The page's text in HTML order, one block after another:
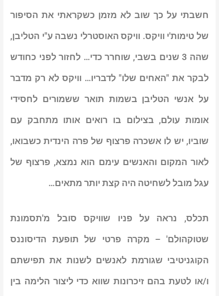
חשבתי על כך שוב לא מזמן כשקראתי את הסיפור
של טימות'י וויקס. וויקס האוסטרלי נשבה ע"י הטליבן,
שהה 3 שנים בשבי, שוחרר כדי… לחזור לפני כחודש
לבקר את "האחים שלו" לדבריו… וויקס לא רק מדבר
על אנשי הטליבן בשמות תואר ששמורים לחסידי
אומות עולם, בצילום בו רואים אותו מתחבק עם
שוביו, יש לו אשכרה פרצוף של פרה הינדית כשבואו,
לאור המקום והאנשים עימם הוא נמצא, פרצוף של
עגל מובל לשחיטה היה קצת יותר מתאים…
תכלס, נראה על פניו שוויקס סובל מ'תסמונת
שטוקהולם' – מקרה פרטי של תופעת הדיסוננס
הקוגניטיבי שגורמת לאנשים לשנות את תפישתם
ו/או לטעת בהם זיכרונות שווא כדי ליצור הלימה בין